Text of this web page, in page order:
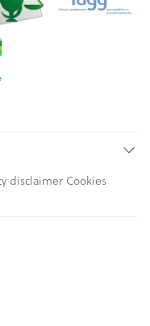
disclaimer Cookies